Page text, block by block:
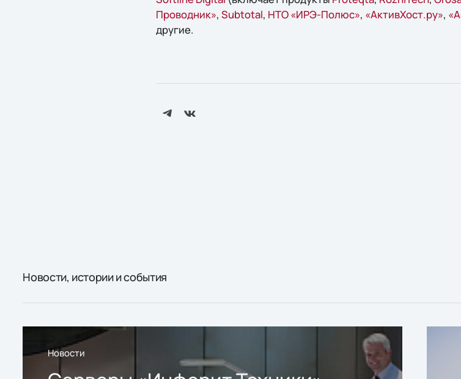
Проводник», Subtotal, НТО «ИРЭ-Полюс», «АктивХост.ру»,
другие.
Новости, истории и события
Новости